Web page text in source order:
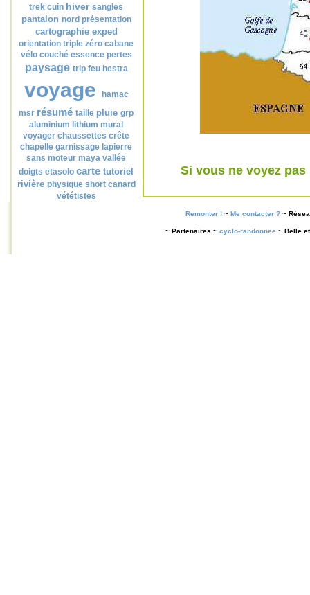
trek cuin hiver sangles
pantalon nord présentation
cartographie exped
orientation triple zéro cabane
vélo couché essence pertes
paysage trip feu hestra
voyage
hamac
msr résumé taille pluie grp
aluminium lithium mural
voyager chaussettes crête
chapelle garnissage lapierre
sans moteur maya vallée
doigts etasolo carte tutoriel
rivière physique short canard
vététistes
Si vous ne voyez
Remonter ! ~ Me contacter ? ~
~ Partenaires ~ cyclo-randonnee ~ Belle